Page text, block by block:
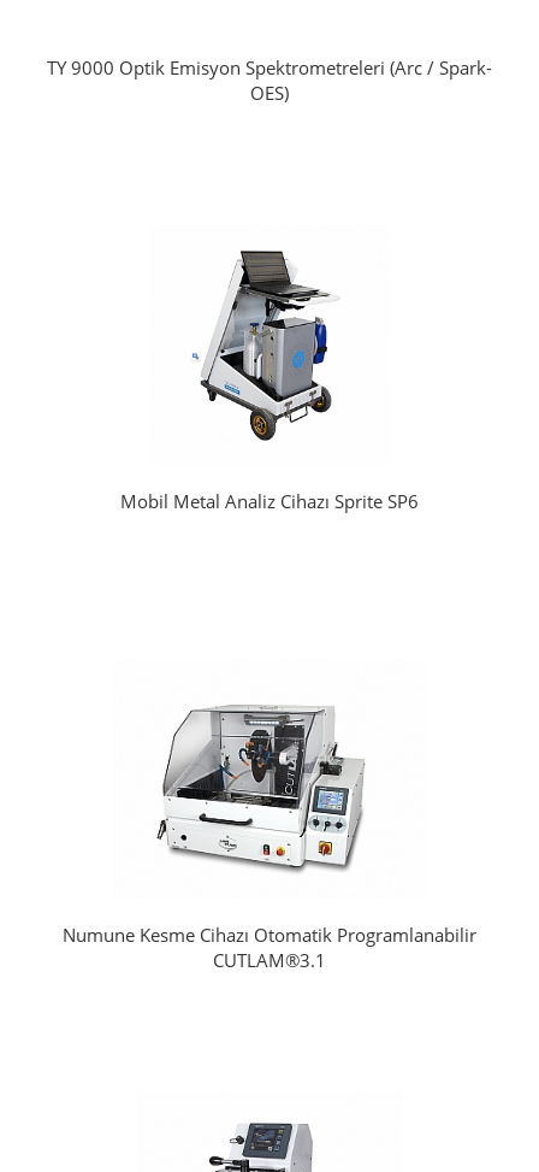
TY 9000 Optik Emisyon Spektrometreleri (Arc / Spark-
OES)
Mobil Metal Analiz Cihazı Sprite SP6
Numune Kesme Cihazı Otomatik Programlanabilir
CUTLAM®3.1